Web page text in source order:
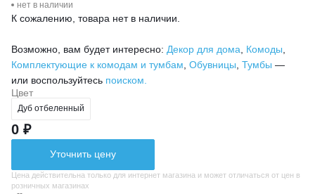
нет в наличии
К сожалению, товара нет в наличии.
Возможно, вам будет интересно: Декор для дома Комоды
Комплектующие к комодам и тумбам Обувницы Тумбы —
или воспользуйтесь поиском.
Цвет
Дуб отбеленный
0 ₽
Уточнить цену
Цена действительна только для интернет магазина и может отличаться от цен в
розничных магазинах